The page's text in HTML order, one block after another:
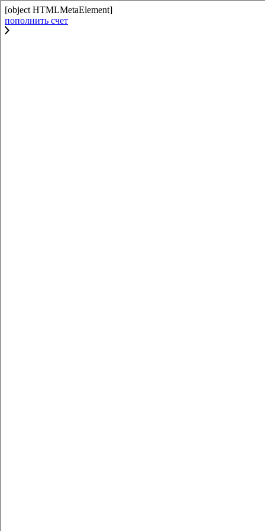
[object HTMLMetaElement]
пополнить счет